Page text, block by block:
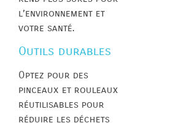
l’environnement et
votre santé.
Outils durables
Optez pour des
pinceaux et rouleaux
réutilisables pour
réduire les déchets